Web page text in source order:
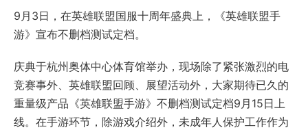
9月3日，在英雄联盟国服十周年盛典上，《英雄联盟手
游》宣布不删档测试定档。
庆典于杭州奥体中心体育馆举办，现场除了紧张激烈的电
竞赛事外、英雄联盟回顾、展望活动外，大家期待已久的
重量级产品《英雄联盟手游》不删档测试定档9月15日上
线。在手游环节，除游戏介绍外，未成年人保护工作作为